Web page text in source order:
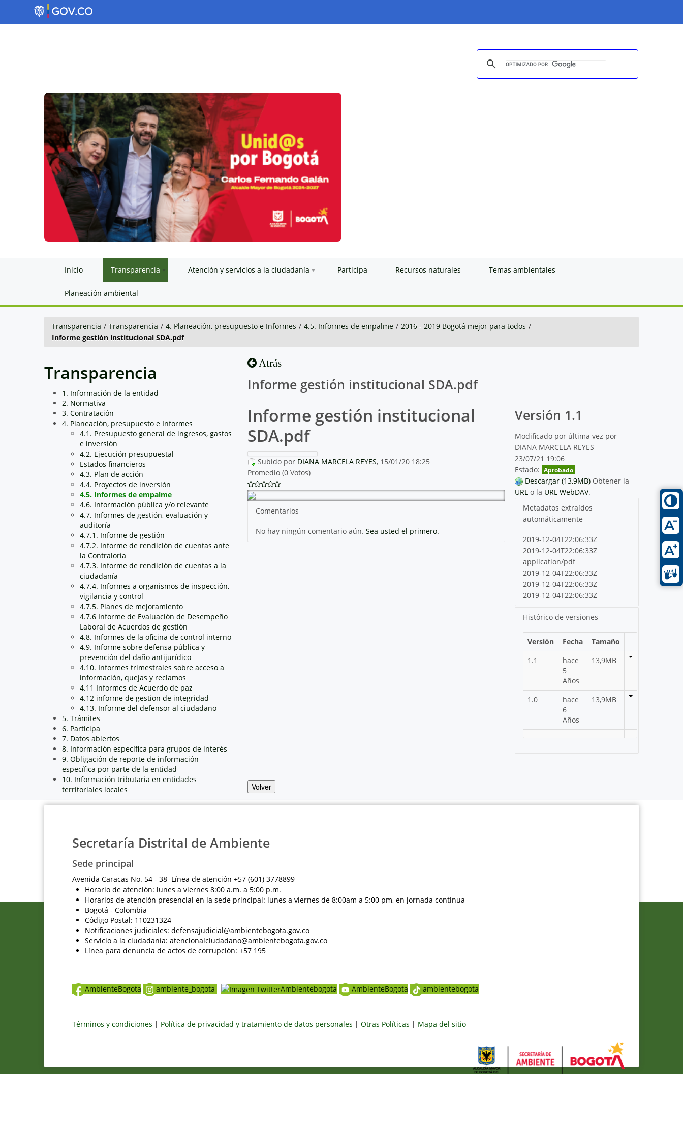
Inicio Transparencia Atención y servicios a la ciudadanía Participa Recursos naturales Temas ambientales
Planeación ambiental
Transparencia / Transparencia / 4. Planeación, presupuesto e Informes / 4.5. Informes de empalme / 2016 - 2019 Bogotá mejor para todos /
Informe gestión institucional SDA.pdf
Transparencia
1. Información de la entidad
2. Normativa
3. Contratación
4. Planeación, presupuesto e Informes
4.1. Presupuesto general de ingresos, gastos
e inversión
4.2. Ejecución presupuestal
Estados financieros
4.3. Plan de acción
4.4. Proyectos de inversión
4.5. Informes de empalme
4.6. Información pública y/o relevante
4.7. Informes de gestión, evaluación y
auditoría
4.7.1. Informe de gestión
4.7.2. Informe de rendición de cuentas ante
la Contraloría
4.7.3. Informe de rendición de cuentas a la
ciudadanía
4.7.4. Informes a organismos de inspección,
vigilancia y control
4.7.5. Planes de mejoramiento
4.7.6 Informe de Evaluación de Desempeño
Laboral de Acuerdos de gestión
4.8. Informes de la oficina de control interno
4.9. Informe sobre defensa pública y
prevención del daño antijurídico
4.10. Informes trimestrales sobre acceso a
información, quejas y reclamos
4.11 Informes de Acuerdo de paz
4.12 informe de gestion de integridad
4.13. Informe del defensor al ciudadano
5. Trámites
6. Participa
7. Datos abiertos
8. Información específica para grupos de interés
9. Obligación de reporte de información
específica por parte de la entidad
10. Información tributaria en entidades
territoriales locales
Atrás
Informe gestión institucional SDA.pdf
Informe gestión institucional
SDA.pdf
Subido por DIANA MARCELA REYES, 15/01/20 18:25
Promedio (0 Votos)
Comentarios
No hay ningún comentario aún. Sea usted el primero.
Versión 1.1
Modificado por última vez por
DIANA MARCELA REYES
23/07/21 19:06
Estado: Aprobado
Descargar (13,9MB) Obtener la
URL o la URL WebDAV.
Metadatos extraídos
automáticamente
2019-12-04T22:06:33Z
2019-12-04T22:06:33Z
application/pdf
2019-12-04T22:06:33Z
2019-12-04T22:06:33Z
2019-12-04T22:06:33Z
Histórico de versiones
Versión Fecha
Tamaño
1.1
hace
5
Años
13,9MB
1.0
hace
6
Años
13,9MB
Volver
Secretaría Distrital de Ambiente
Sede principal
Avenida Caracas No. 54 - 38 Línea de atención +57 (601) 3778899
Horario de atención: lunes a viernes 8:00 a.m. a 5:00 p.m.
Horarios de atención presencial en la sede principal: lunes a viernes de 8:00am a 5:00 pm, en jornada continua
Bogotá - Colombia
Código Postal: 110231324
Notificaciones judiciales: defensajudicial@ambientebogota.gov.co
Servicio a la ciudadanía: atencionalciudadano@ambientebogota.gov.co
Línea para denuncia de actos de corrupción: +57 195
AmbienteBogota ambiente_bogota Ambientebogota AmbienteBogota ambientebogota
Términos y condiciones | Política de privacidad y tratamiento de datos personales | Otras Políticas | Mapa del sitio